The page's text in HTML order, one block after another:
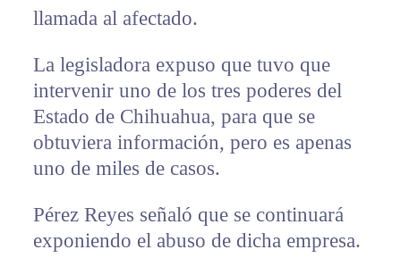
llamada al afectado.
La legisladora expuso que tuvo que
intervenir uno de los tres poderes del
Estado de Chihuahua, para que se
obtuviera información, pero es apenas
uno de miles de casos.
Pérez Reyes señaló que se continuará
exponiendo el abuso de dicha empresa.